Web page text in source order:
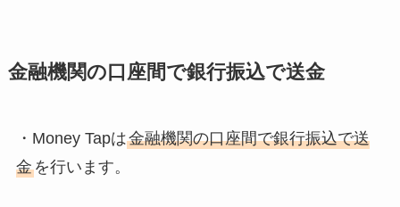
金融機関の口座間で銀行振込で送金
・Money Tapは金融機関の口座間で銀行振込で送
金を行います。